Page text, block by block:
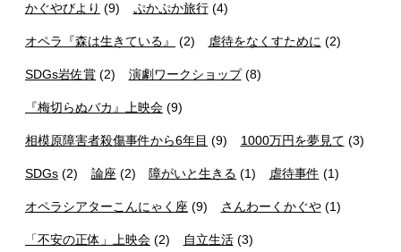
かぐやびより (9) ぷかぷか旅行(4)
オペラ『森は生きている』 (2) 虐待をなくすために (2)
SDGs岩佐賞 (2) 演劇ワークショップ(8)
『梅切らぬバカ』上映会 (9)
相模原障害者殺傷事件から6年目 (9) 1000万円を夢見て (3)
SDGs (2) 論座 (2) 障がいと生きる (1) 虐待事件 (1)
オペラシアターこんにゃく座 (9) さんわーくかぐや(1)
「不安の正体」上映会 (2) 自立生活(3)